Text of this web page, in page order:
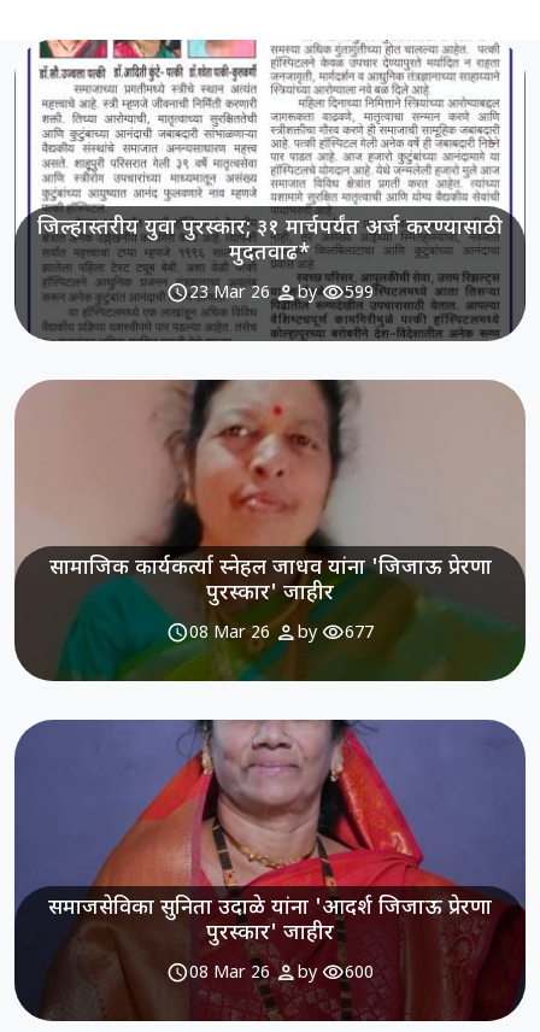
जिल्हास्तरीय युवा पुरस्कार; ३१ मार्चपर्यंत अर्ज करण्यासाठी
मुदतवाढ*
schedule23 Mar 26 personby visibility599
सामाजिक कार्यकर्त्या स्नेहल जाधव यांना 'जिजाऊ प्रेरणा
पुरस्कार' जाहीर
schedule08 Mar 26 personby visibility677
समाजसेविका सुनिता उदाळे यांना 'आदर्श जिजाऊ प्रेरणा
पुरस्कार' जाहीर
schedule08 Mar 26 personby visibility600